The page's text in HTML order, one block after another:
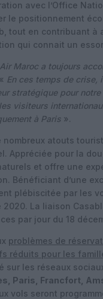
avec l’Office
le positionnement
tout en contribuant à
qui connait un
Maroc a toujours
En ces temps de crise,
stratégique pour
visiteurs
à Paris ».
nombreux atouts
Appréciée pour la
et offre une
Bénéficiant d’une
plébiscitée par les
2020. La liaison
par jour du 18
problèmes de
réduits pour les
sur les réseaux
Paris, Francfort,
vols seront